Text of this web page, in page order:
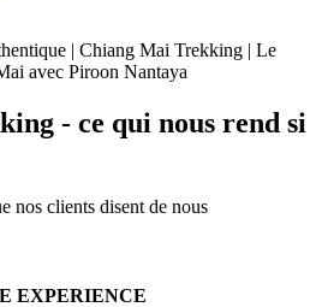
- ce qui nous rend si
nos clients disent de nous
EXPERIENCE